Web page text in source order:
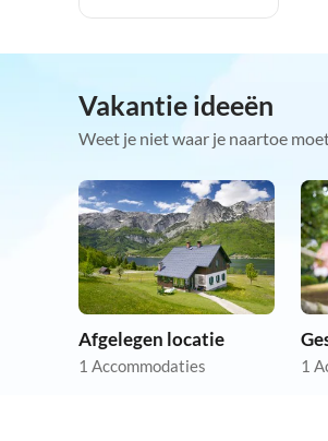
Vakantie ideeën
Weet je niet waar je naartoe
Afgelegen locatie
1 Accommodaties 1